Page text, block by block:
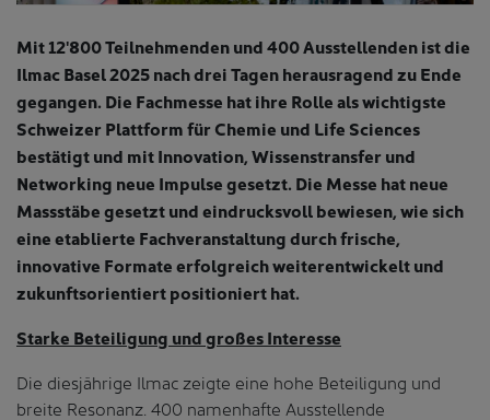
Mit 12'800 Teilnehmenden und 400 Ausstellenden ist die
Ilmac Basel 2025 nach drei Tagen herausragend zu Ende
gegangen. Die Fachmesse hat ihre Rolle als wichtigste
Schweizer Plattform für Chemie und Life Sciences
bestätigt und mit Innovation, Wissenstransfer und
Networking neue Impulse gesetzt. Die Messe hat neue
Massstäbe gesetzt und eindrucksvoll bewiesen, wie sich
eine etablierte Fachveranstaltung durch frische,
innovative Formate erfolgreich weiterentwickelt und
zukunftsorientiert positioniert hat.
Starke Beteiligung und großes Interesse
Die diesjährige Ilmac zeigte eine hohe Beteiligung und
breite Resonanz. 400 namenhafte Ausstellende